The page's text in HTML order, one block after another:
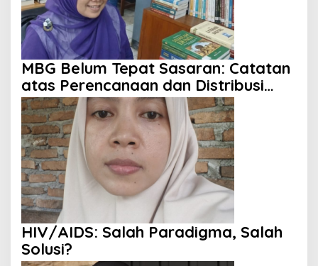
MBG Belum Tepat Sasaran: Catatan
atas Perencanaan dan Distribusi
Program
HIV/AIDS: Salah Paradigma, Salah
Solusi?